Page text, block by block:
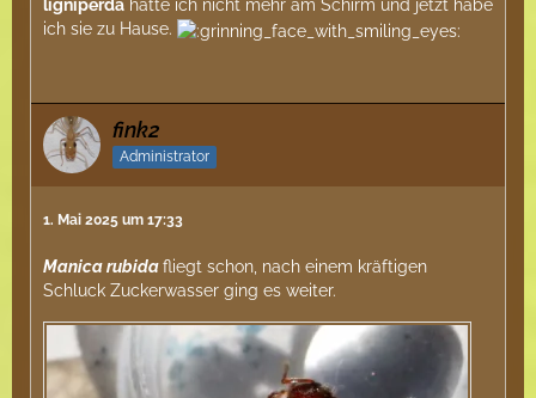
ligniperda hatte ich nicht mehr am Schirm und jetzt habe
ich sie zu Hause.
fink2
Administrator
1. Mai 2025 um 17:33
Manica rubidafliegt schon, nach einem kräftigen
Schluck Zuckerwasser ging es weiter.